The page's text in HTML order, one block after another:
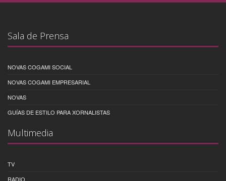
Sala de Prensa
NOVAS COGAMI SOCIAL
NOVAS COGAMI EMPRESARIAL
NOVAS
GUÍAS DE ESTILO PARA XORNALISTAS
Multimedia
TV
RADIO